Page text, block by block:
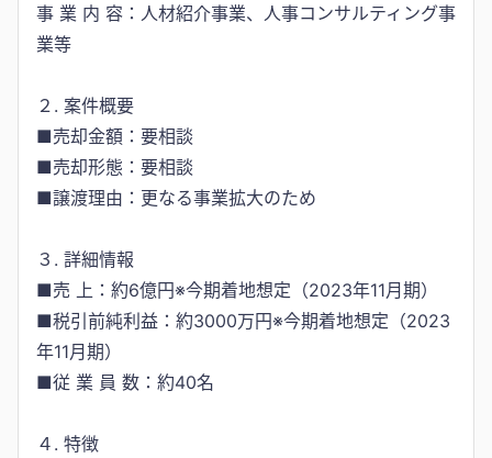
事 業 内 容：人材紹介事業、人事コンサルティング事
業等
２. 案件概要
■売却金額：要相談
■売却形態：要相談
■譲渡理由：更なる事業拡大のため
３. 詳細情報
■売 上：約6億円※今期着地想定（2023年11月期）
■税引前純利益：約3000万円※今期着地想定（2023
年11月期）
■従 業 員 数：約40名
４. 特徴